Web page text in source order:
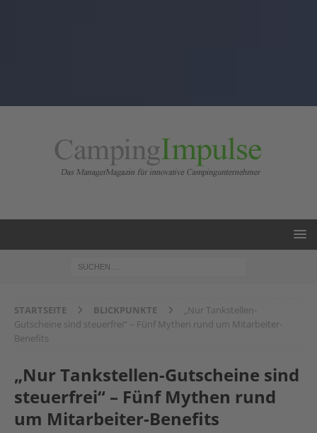
STARTSEITE BLICKPUNKTE
„Nur Tankstellen-
Gutscheine sind steuerfrei“ – Fünf Mythen rund um Mitarbeiter-
Benefits
„Nur Tankstellen-Gutscheine sind
steuerfrei“ – Fünf Mythen rund
um Mitarbeiter-Benefits